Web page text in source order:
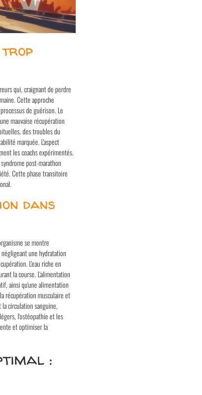
trop
qui, craignant de perdre
Cette approche
de guérison. Le
mauvaise récupération
des troubles du
marquée. L'aspect
les coachs expérimentés.
post-marathon
Cette phase transitoire
dans
se montre
une hydratation
L'eau riche en
la course. L'alimentation
ainsi qu'une alimentation
récupération musculaire et
circulation sanguine,
l'ostéopathie et les
et optimiser la
: